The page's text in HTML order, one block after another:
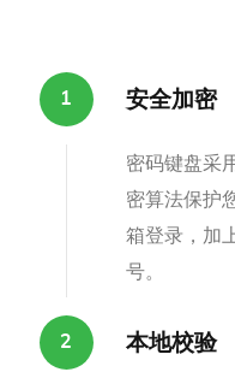
安全加密
密码键盘采
密算法保护
箱登录，加
号。
本地校验